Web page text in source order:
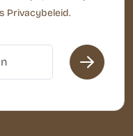
Privacybeleid.